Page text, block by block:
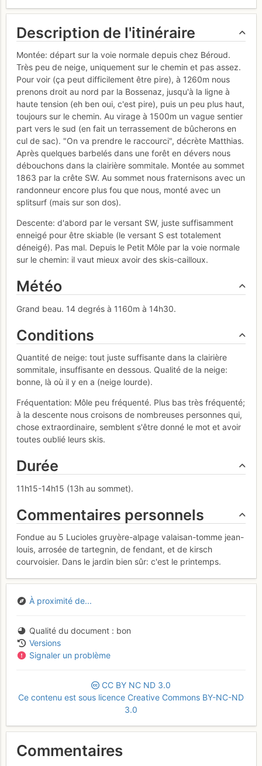
Description de l'itinéraire
Montée: départ sur la voie normale depuis chez Béroud.
Très peu de neige, uniquement sur le chemin et pas assez.
Pour voir (ça peut difficilement être pire), à 1260m nous
prenons droit au nord par la Bossenaz, jusqu'à la ligne à
haute tension (eh ben oui, c'est pire), puis un peu plus haut,
toujours sur le chemin. Au virage à 1500m un vague sentier
part vers le sud (en fait un terrassement de bûcherons en
cul de sac). "On va prendre le raccourci", décrète Matthias.
Après quelques barbelés dans une forêt en dévers nous
débouchons dans la clairière sommitale. Montée au sommet
1863 par la crête SW. Au sommet nous fraternisons avec un
randonneur encore plus fou que nous, monté avec un
splitsurf (mais sur son dos).
Descente: d'abord par le versant SW, juste suffisamment
enneigé pour être skiable (le versant S est totalement
déneigé). Pas mal. Depuis le Petit Môle par la voie normale
sur le chemin: il vaut mieux avoir des skis-cailloux.
Météo
Grand beau. 14 degrés à 1160m à 14h30.
Conditions
Quantité de neige: tout juste suffisante dans la clairière
sommitale, insuffisante en dessous. Qualité de la neige:
bonne, là où il y en a (neige lourde).
Fréquentation: Môle peu fréquenté. Plus bas très fréquenté;
à la descente nous croisons de nombreuses personnes qui,
chose extraordinaire, semblent s'être donné le mot et avoir
toutes oublié leurs skis.
Durée
11h15-14h15 (13h au sommet).
Commentaires personnels
Fondue au 5 Lucioles gruyère-alpage valaisan-tomme jean-
louis, arrosée de tartegnin, de fendant, et de kirsch
courvoisier. Dans le jardin bien sûr: c'est le printemps.
À proximité de...
Qualité du document
bon
Versions
Signaler un problème
CC BY NC ND 3.0
Ce contenu est sous licence Creative Commons BY-NC-ND
3.0
Commentaires